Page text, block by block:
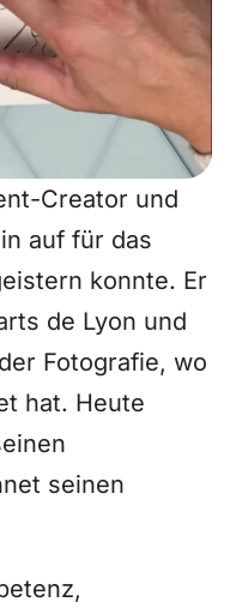
Creator und
auf für das
konnte. Er
de Lyon und
Fotografie, wo
hat. Heute
seinen